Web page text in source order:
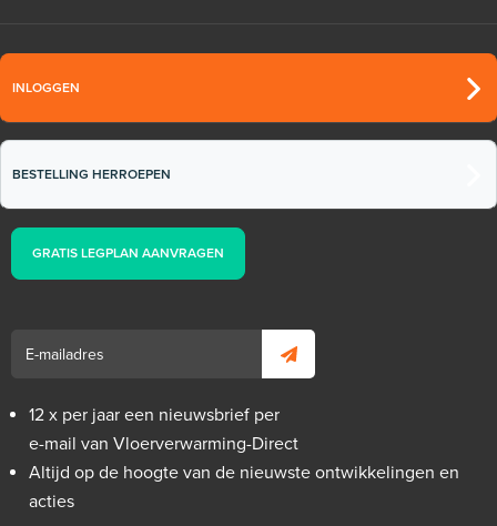
INLOGGEN
BESTELLING HERROEPEN
GRATIS LEGPLAN AANVRAGEN
12 x per jaar een nieuwsbrief per
e-mail van Vloerverwarming-Direct
Altijd op de hoogte van de nieuwste ontwikkelingen en
acties